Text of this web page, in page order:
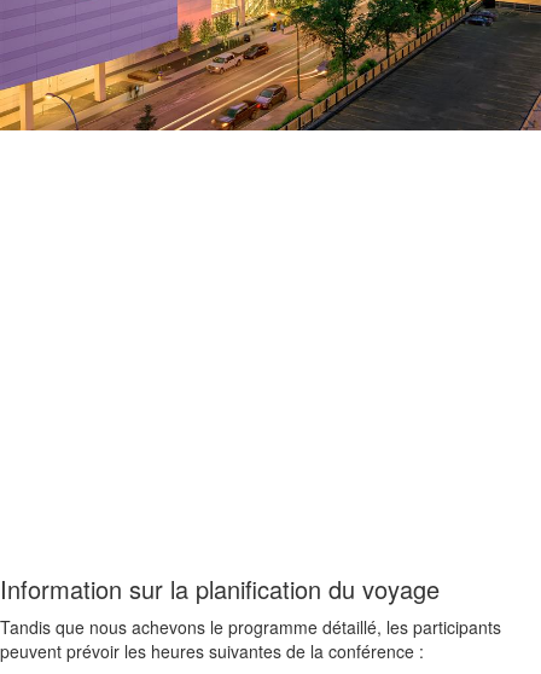
Information sur la planification du voyage
Tandis que nous achevons le programme détaillé, les participants
peuvent prévoir les heures suivantes de la conférence :